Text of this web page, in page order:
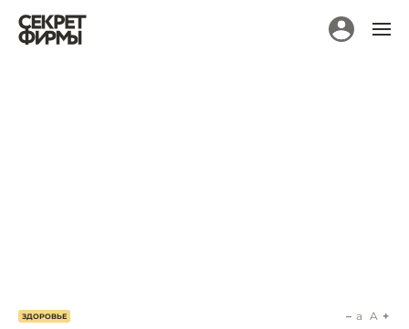
ЗДОРОВЬЕ a A